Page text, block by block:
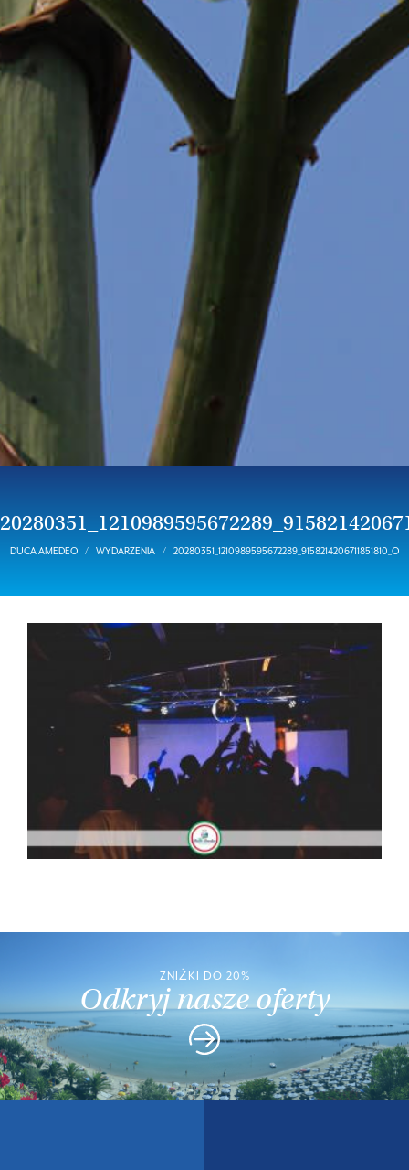
DUCA AMEDEO WYDARZENIA 20280351_1210989595672289_9158214206711851810_O
ZNIŻKI DO 20%
Odkryj nasze oferty